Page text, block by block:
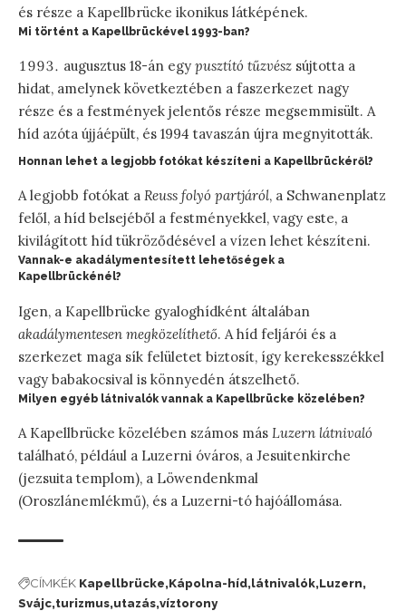
és része a Kapellbrücke ikonikus látképének.
Mi történt a Kapellbrückével 1993-ban?
augusztus 18-án egy pusztító tűzvész sújtotta a
hidat, amelynek következtében a faszerkezet nagy
része és a festmények jelentős része megsemmisült. A
híd azóta újjáépült, és 1994 tavaszán újra megnyitották.
Honnan lehet a legjobb fotókat készíteni a Kapellbrückéről?
A legjobb fotókat a Reuss folyó partjáról, a Schwanenplatz
felől, a híd belsejéből a festményekkel, vagy este, a
kivilágított híd tükröződésével a vízen lehet készíteni.
Vannak-e akadálymentesített lehetőségek a
Kapellbrückénél?
Igen, a Kapellbrücke gyaloghídként általában
akadálymentesen megközelíthető. A híd feljárói és a
szerkezet maga sík felületet biztosít, így kerekesszékkel
vagy babakocsival is könnyedén átszelhető.
Milyen egyéb látnivalók vannak a Kapellbrücke közelében?
A Kapellbrücke közelében számos más Luzern látnivaló
található, például a Luzerni óváros, a Jesuitenkirche
(jezsuita templom), a Löwendenkmal
(Oroszlánemlékmű), és a Luzerni-tó hajóállomása.
CÍMKÉK Kapellbrücke Kápolna-híd látnivalók Luzern
Svájc turizmus utazás víztorony